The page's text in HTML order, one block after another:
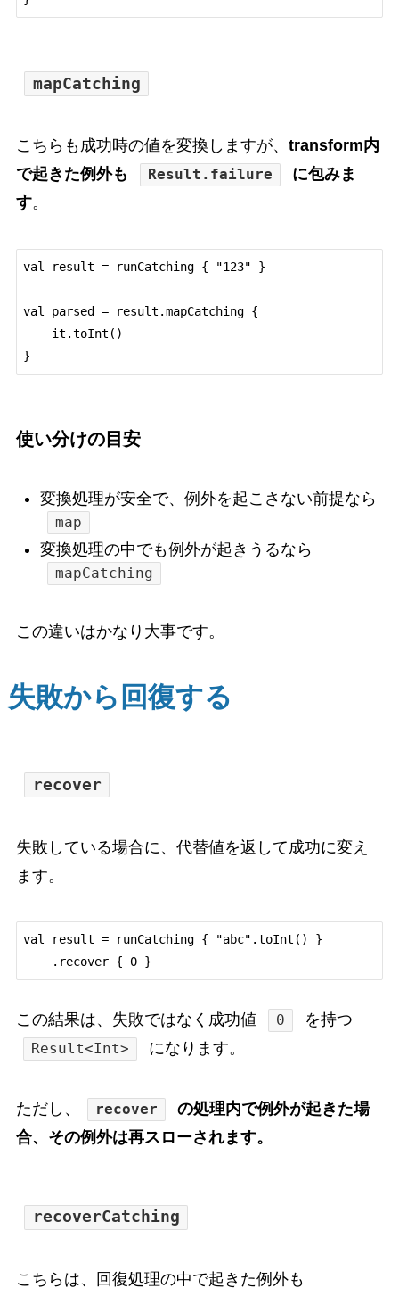
mapCatching
こちらも成功時の値を変換しますが、 transform内
で起きた例外も
Result.failure
に包みま
す。
val result = runCatching { "123" }
val parsed = result.mapCatching {
使い分けの目安
変換処理が安全で、例外を起こさない前提なら
map
変換処理の中でも例外が起きうるなら
mapCatching
この違いはかなり大事です。
失敗から回復する
recover
失敗している場合に、代替値を返して成功に変え
ます。
val result = runCatching { "abc".toInt() }
この結果は、失敗ではなく成功値 0 を持つ
Result<Int> になります。
ただし、 recover
の処理内で例外が起きた場
合、その例外は再スローされます。
recoverCatching
こちらは、回復処理の中で起きた例外も